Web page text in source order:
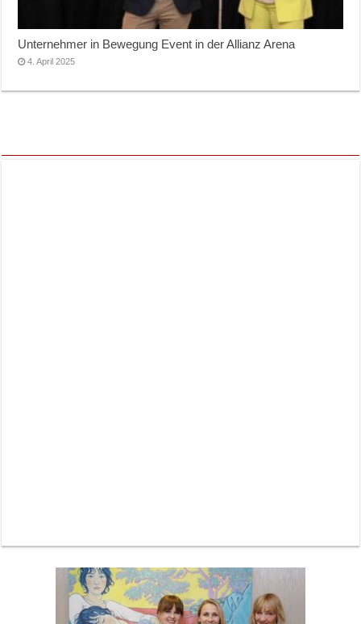
Unternehmer in Bewegung Event in der Allianz Arena
4. April 2025